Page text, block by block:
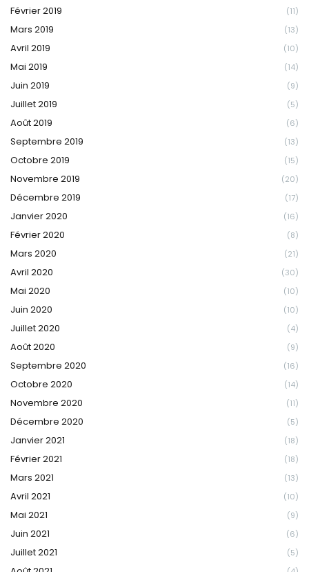
Février 2019 (11)
Mars 2019 (13)
Avril 2019 (10)
Mai 2019 (14)
Juin 2019 (9)
Juillet 2019 (5)
Août 2019 (6)
Septembre 2019 (13)
Octobre 2019 (15)
Novembre 2019 (20)
Décembre 2019 (17)
Janvier 2020 (16)
Février 2020 (8)
Mars 2020 (21)
Avril 2020 (30)
Mai 2020 (10)
Juin 2020 (10)
Juillet 2020 (4)
Août 2020 (9)
Septembre 2020 (16)
Octobre 2020 (14)
Novembre 2020 (11)
Décembre 2020 (5)
Janvier 2021 (18)
Février 2021 (18)
Mars 2021 (13)
Avril 2021 (10)
Mai 2021 (9)
Juin 2021 (6)
Juillet 2021 (5)